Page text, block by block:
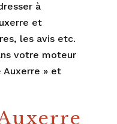
à
et
les avis etc.
votre moteur
Auxerre » et